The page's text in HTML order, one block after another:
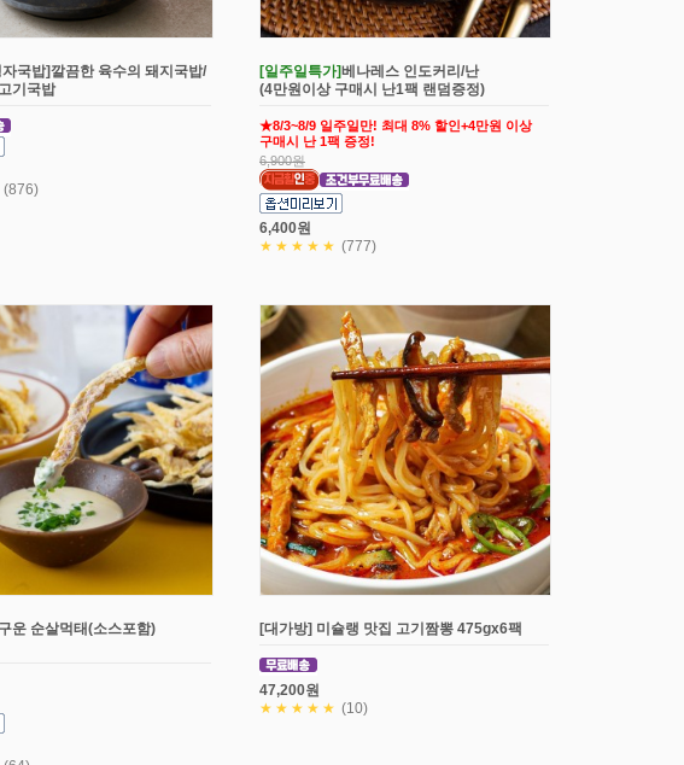
국밥]깔끔한 육수의 돼지국밥/
기국밥
(876)
[일주일특가]베나레스 인도커리/난
(4만원이상 구매시 난1팩 랜덤증정)
★8/3~8/9 일주일만! 최대 8% 할인+4만원 이상
구매시 난 1팩 증정!
6,900원
6,400원
★★★★★ (777)
운 순살먹태(소스포함)
[대가방] 미슐랭 맛집 고기짬뽕 475gx6팩
47,200원
★★★★★ (10)